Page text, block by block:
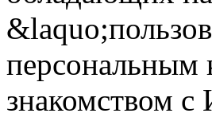
знакомством с